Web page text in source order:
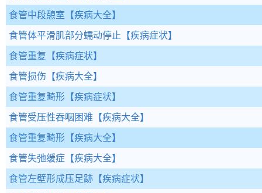
食管中段憩室 【疾病大全】
食管体平滑肌部分蠕动停止 【疾病症状】
食管重复 【疾病症状】
食管损伤 【疾病大全】
食管重复畸形 【疾病症状】
食管受压性吞咽困难 【疾病大全】
食管重复畸形 【疾病大全】
食管失弛缓症 【疾病大全】
食管左壁形成压足跡 【疾病症状】